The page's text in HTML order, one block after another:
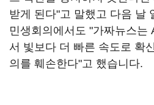
받게 된다"고 말했고 다음 날
민생회의에서도 "가짜뉴스는
서 빛보다 더 빠른 속도로 확
의를 훼손한다"고 했습니다.